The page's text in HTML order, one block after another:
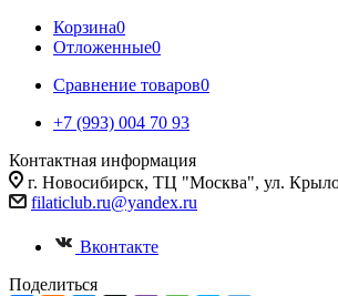
Корзина0
Отложенные0
Сравнение товаров0
+7 (993) 004 70 93
Контактная информация
г. Новосибирск, ТЦ "Москва", ул.
filaticlub.ru@yandex.ru
Вконтакте
Поделиться